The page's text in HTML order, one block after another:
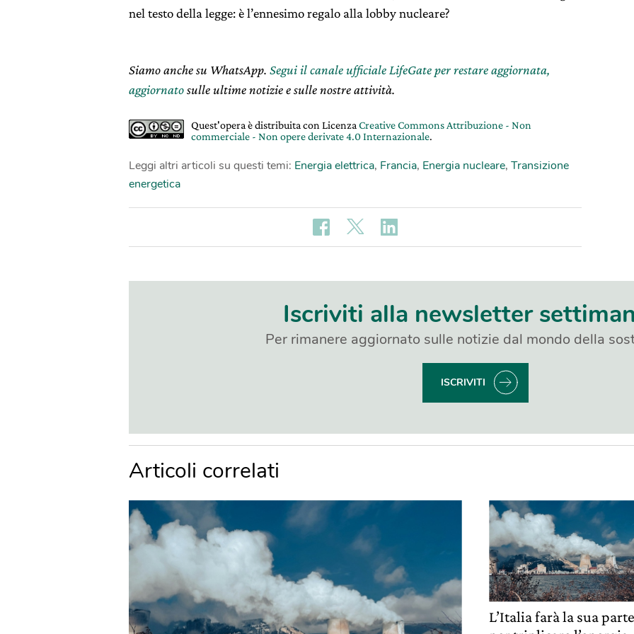
nel testo della legge: è l’ennesimo regalo alla lobby nucleare?
Siamo anche su WhatsApp. Segui il canale ufficiale LifeGate per restare aggiornata,
aggiornatosulle ultime notizie e sulle nostre attività.
Quest'opera è distribuita con Licenza Creative Commons Attribuzione - Non
commerciale - Non opere derivate 4.0 Internazionale.
Leggi altri articoli su questi temi: Energia elettrica, Francia, Energia nucleare, Transizione
energetica
Iscriviti alla newsletter
Per rimanere aggiornato sulle notizie dal mondo della
ISCRIVITI
Articoli correlati
L’Italia farà la sua